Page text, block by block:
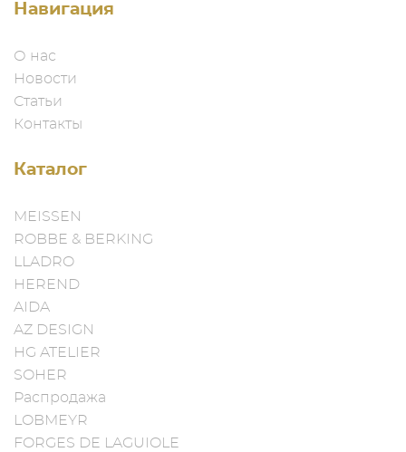
Навигация
О нас
Новости
Статьи
Контакты
Каталог
MEISSEN
ROBBE & BERKING
LLADRO
HEREND
AIDA
AZ DESIGN
HG ATELIER
SOHER
Распродажа
LOBMEYR
FORGES DE LAGUIOLE